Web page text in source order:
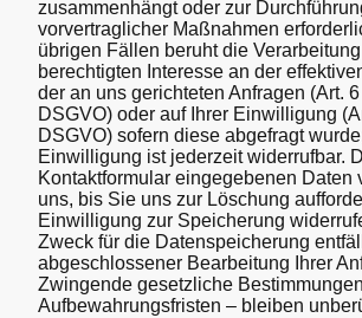
zusammenhängt oder zur
vorvertraglicher Maßnahmen
übrigen Fällen beruht die
berechtigten Interesse an der
der an uns gerichteten Anfragen (Art.
DSGVO) oder auf Ihrer Einwilligung
DSGVO) sofern diese abgefragt
Einwilligung ist jederzeit widerrufbar.
Kontaktformular eingegebenen Daten
uns, bis Sie uns zur Löschung
Einwilligung zur Speicherung
Zweck für die Datenspeicherung
abgeschlossener Bearbeitung Ihrer
Zwingende gesetzliche
Aufbewahrungsfristen – bleiben